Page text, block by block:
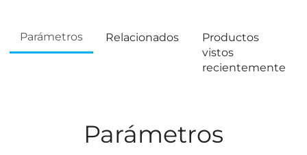
Parámetros Relacionados
Productos
vistos
recientemente
Parámetros